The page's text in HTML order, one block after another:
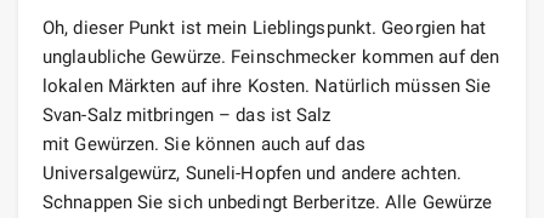
Oh, dieser Punkt ist mein Lieblingspunkt. Georgien hat
unglaubliche Gewürze. Feinschmecker kommen auf den
lokalen Märkten auf ihre Kosten. Natürlich müssen Sie
Svan-Salz mitbringen – das ist Salz
mit Gewürzen. Sie können auch auf das
Universalgewürz, Suneli-Hopfen und andere achten.
Schnappen Sie sich unbedingt Berberitze. Alle Gewürze